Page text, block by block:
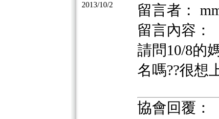
2013/10/2
留言者：
留言內容：
請問10/8的
名嗎??很想
協會回覆：